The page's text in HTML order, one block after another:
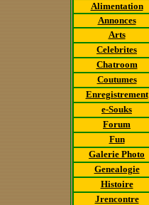
Alimentation
Annonces
Arts
Celebrites
Chatroom
Coutumes
Enregistrement
e-Souks
Forum
Fun
Galerie Photo
Genealogie
Histoire
Jrencontre